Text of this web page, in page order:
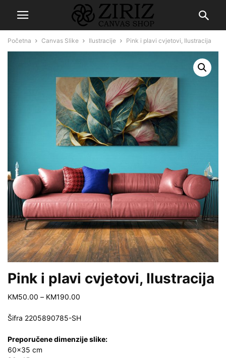
Početna Canvas Slike Ilustracije Pink i plavi cvjetovi, Ilustracija
Pink i plavi cvjetovi, Ilustracija
KM50.00 – KM190.00
KM50.00
KM190.00
Šifra 2205890785-SH
Preporučene dimenzije slike:
60×35 cm